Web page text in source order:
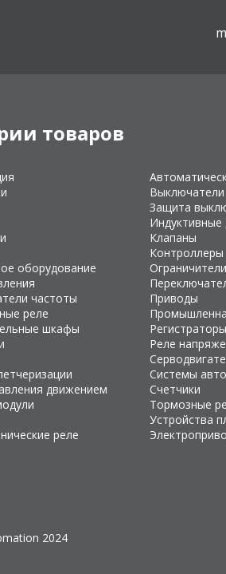
товаров
Выключатели
Защита
Индуктивные
Клапаны
Контроллеры
оборудование
Ограничители
частоты
Приводы
реле
шкафы
Регистраторы
Реле
Системы
движением
Счетчики
Тормозные
Устройства
реле
2024